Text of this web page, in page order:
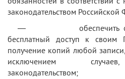
законодательством
— обеспечить
бесплатный доступ к
получение копий любой
исключением
законодательством;